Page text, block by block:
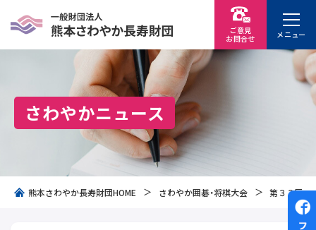
メニュー
ご意見
お問合せ
さわやかニュース
熊本さわやか長寿財団HOME さわやか囲碁・将棋大会 第３３回熊